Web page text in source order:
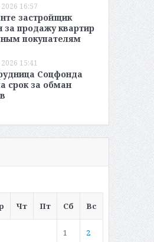
16:57
застройщик
за продажу квартир
покупателям
15:41
Соцфонда
срок за обман
Чт Пт Сб Вс
1 2